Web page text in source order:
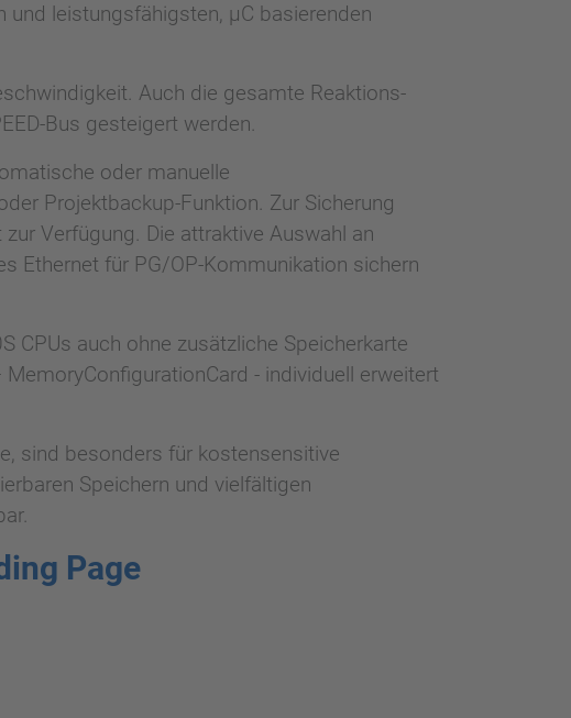
und leistungsfähigsten, µC basierenden
Auch die gesamte Reaktions-
Bus gesteigert werden.
oder manuelle
Projektbackup-Funktion. Zur Sicherung
Verfügung. Die attraktive Auswahl an
Ethernet für PG/OP-Kommunikation sichern
CPUs auch ohne zusätzliche Speicherkarte
- individuell erweitert
sind besonders für kostensensitive
Speichern und vielfältigen
Page